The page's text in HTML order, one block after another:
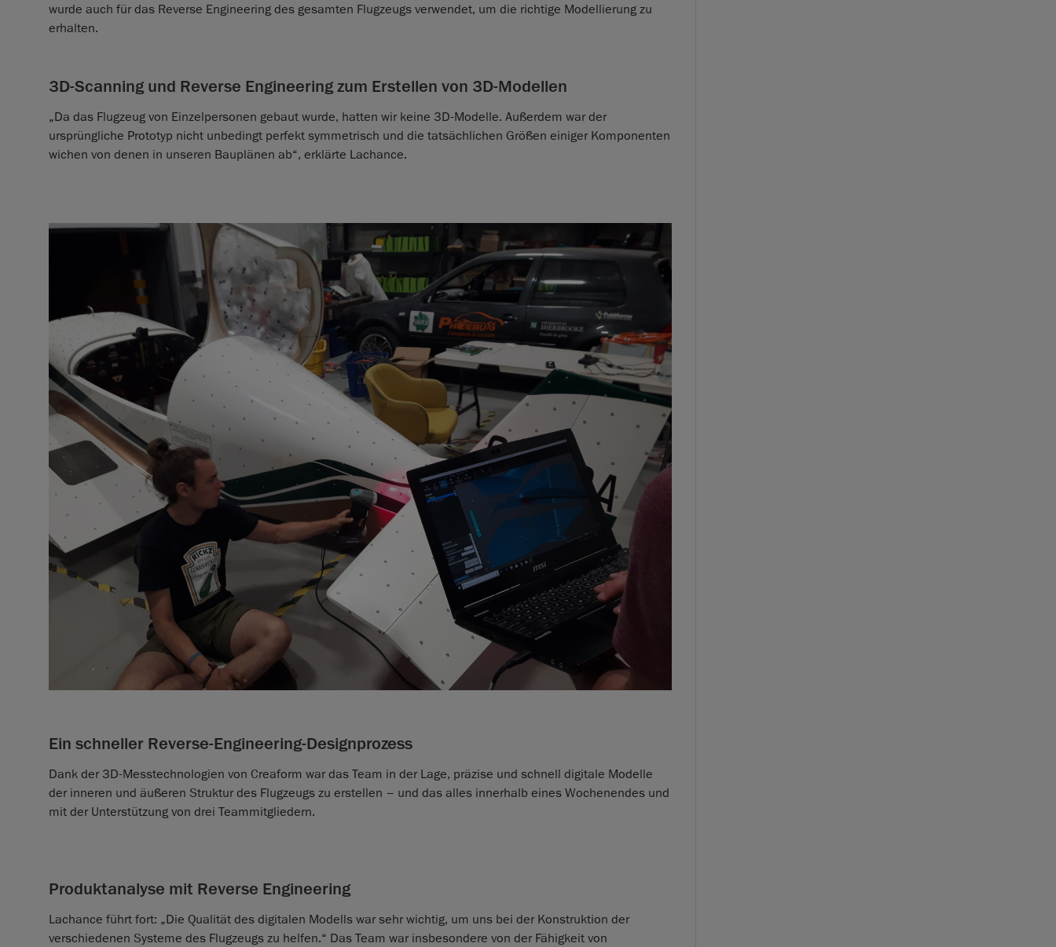
wurde auch für das Reverse Engineering des gesamten Flugzeugs verwendet, um die richtige Modellierung zu
erhalten.
3D-Scanning und Reverse Engineering zum Erstellen von 3D-Modellen
„Da das Flugzeug von Einzelpersonen gebaut wurde, hatten wir keine 3D-Modelle. Außerdem war der
ursprüngliche Prototyp nicht unbedingt perfekt symmetrisch und die tatsächlichen Größen einiger Komponenten
wichen von denen in unseren Bauplänen ab“, erklärte Lachance.
Ein schneller Reverse-Engineering-Designprozess
Dank der 3D-Messtechnologien von Creaform war das Team in der Lage, präzise und schnell digitale Modelle
der inneren und äußeren Struktur des Flugzeugs zu erstellen – und das alles innerhalb eines Wochenendes und
mit der Unterstützung von drei Teammitgliedern.
Produktanalyse mit Reverse Engineering
Lachance führt fort: „Die Qualität des digitalen Modells war sehr wichtig, um uns bei der Konstruktion der
verschiedenen Systeme des Flugzeugs zu helfen.“ Das Team war insbesondere von der Fähigkeit von